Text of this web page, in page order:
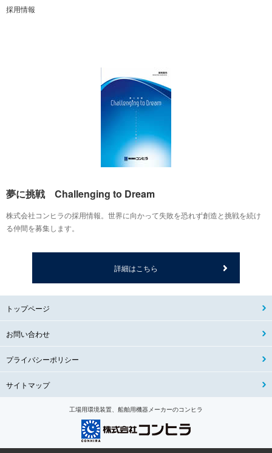
採用情報
夢に挑戦 Challenging to Dream
株式会社コンヒラの採用情報。世界に向かって失敗を恐れず創造と挑戦を続け
る仲間を募集します。
詳細はこちら
トップページ
お問い合わせ
プライバシーポリシー
サイトマップ
工場用環境装置、船舶用機器メーカーのコンヒラ